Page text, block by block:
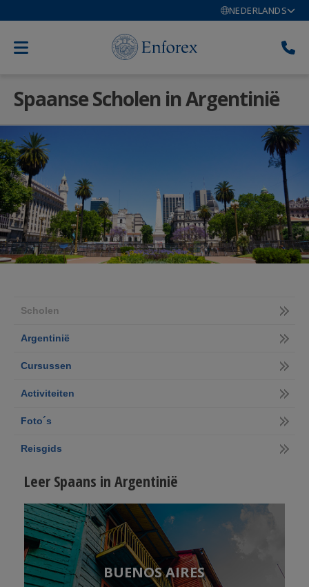
NEDERLANDS
Spaanse Scholen in Argentinië
Scholen
Argentinië
Cursussen
Activiteiten
Foto´s
Reisgids
Leer Spaans in Argentinië
BUENOS AIRES